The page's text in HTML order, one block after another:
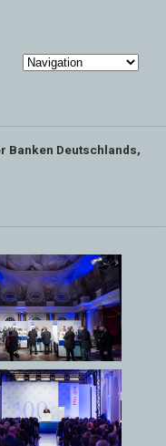
Banken Deutschlands,